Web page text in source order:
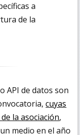
a
de la
API de datos son
cuyas
la asociación,
medio en el año